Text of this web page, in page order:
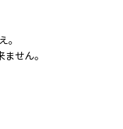
。
せん。